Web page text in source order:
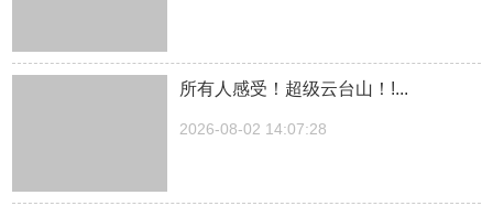
所有人感受！超级云台山！!...
2026-08-02 14:07:28